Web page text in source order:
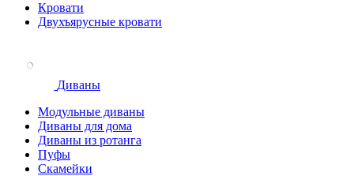
Кровати
Двухъярусные кровати
Диваны
Модульные диваны
Диваны для дома
Диваны из ротанга
Пуфы
Скамейки